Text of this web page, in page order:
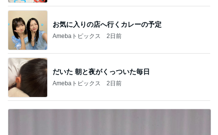
お気に入りの店へ行くカレーの予定
Amebaトピックス 2日前
だいた 朝と夜がくっついた毎日
Amebaトピックス 2日前